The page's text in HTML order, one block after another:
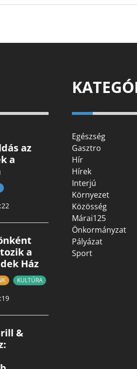
az
a
a
Ház
KULTÚRA
&
Egészség
Gasztro
Hír
Hírek
Interjú
Környezet
Közösség
Márai125
Önkormányzat
Pályázat
Sport